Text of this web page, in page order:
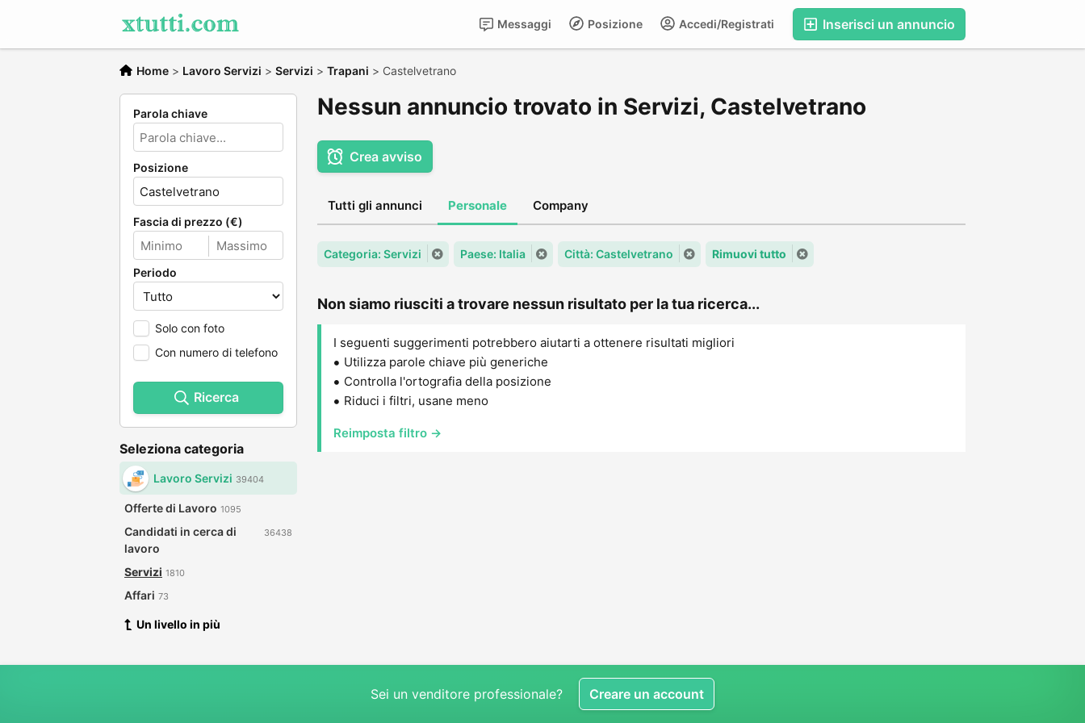
Inserisci un annuncio
Accedi/Registrati
Posizione
Messaggi
Home > Lavoro Servizi > Servizi > Trapani > Castelvetrano
Parola chiave
Posizione
Fascia di prezzo (€)
Periodo
Solo con foto
Con numero di telefono
Ricerca
Seleziona categoria
Lavoro Servizi 39404
Offerte di Lavoro 1095
Candidati in cerca di
lavoro
36438
Servizi 1810
Affari 73
Un livello in più
Nessun annuncio trovato in Servizi, Castelvetrano
Crea avviso
Tutti gli annunci Personale Company
Categoria: Servizi Paese: Italia Città: Castelvetrano Rimuovi tutto
Non siamo riusciti a trovare nessun risultato per la tua ricerca...
I seguenti suggerimenti potrebbero aiutarti a ottenere risultati migliori
Utilizza parole chiave più generiche
Controlla l'ortografia della posizione
Riduci i filtri, usane meno
Reimposta filtro →
Sei un venditore professionale? Creare un account